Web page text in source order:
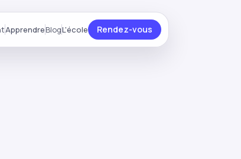
ApprendreBlogL'école Rendez-vous